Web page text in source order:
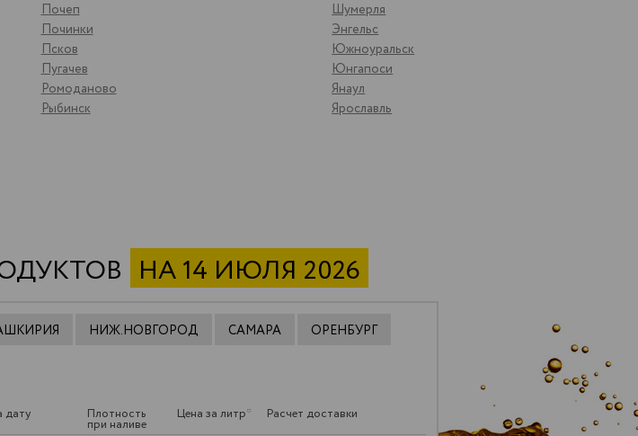
Почеп
Починки
Псков
Пугачев
Ромоданово
Рыбинск
Шумерля
Энгельс
Южноуральск
Юнгапоси
Янаул
Ярославль
НА 14 ИЮЛЯ 2026
НИЖ.НОВГОРОД САМАРА
ОРЕНБУРГ
дату Плотность
при наливе
Цена за литр* Расчет доставки